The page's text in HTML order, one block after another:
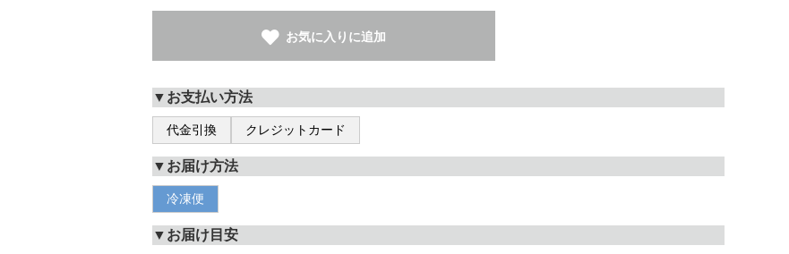
お気に入りに追加
▼お支払い方法
代金引換 クレジットカード
▼お届け方法
冷凍便
▼お届け目安